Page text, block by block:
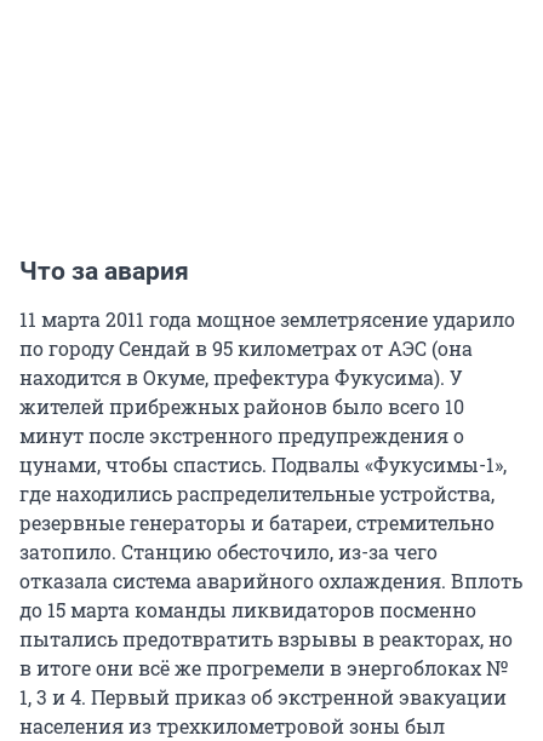
Что за авария
11 марта 2011 года мощное землетрясение ударило
по городу Сендай в 95 километрах от АЭС (она
находится в Окуме, префектура Фукусима). У
жителей прибрежных районов было всего 10
минут после экстренного предупреждения о
цунами, чтобы спастись. Подвалы «Фукусимы-1»,
где находились распределительные устройства,
резервные генераторы и батареи, стремительно
затопило. Станцию обесточило, из-за чего
отказала система аварийного охлаждения. Вплоть
до 15 марта команды ликвидаторов посменно
пытались предотвратить взрывы в реакторах, но
в итоге они всё же прогремели в энергоблоках №
1, 3 и 4. Первый приказ об экстренной эвакуации
населения из трехкилометровой зоны был